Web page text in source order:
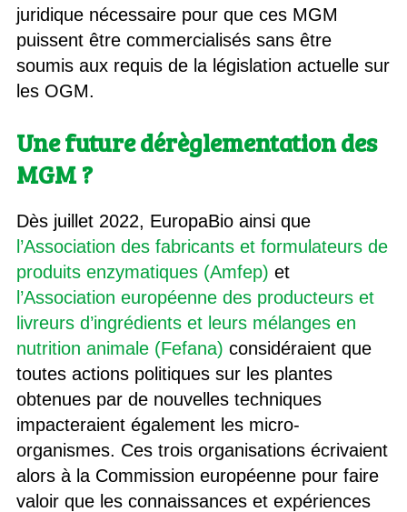
juridique nécessaire pour que ces MGM
puissent être commercialisés sans être
soumis aux requis de la législation actuelle sur
les OGM.
Une future dérèglementation des
MGM ?
Dès juillet 2022, EuropaBio ainsi que
l’Association des fabricants et formulateurs de
produits enzymatiques (Amfep) et
l’Association européenne des producteurs et
livreurs d’ingrédients et leurs mélanges en
nutrition animale (Fefana) considéraient que
toutes actions politiques sur les plantes
obtenues par de nouvelles techniques
impacteraient également les micro-
organismes. Ces trois organisations écrivaient
alors à la Commission européenne pour faire
valoir que les connaissances et expériences